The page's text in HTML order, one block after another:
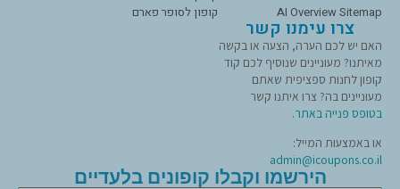
AI Overview Sitemap
קופון לסופר פארם
צרו עימנו קשר
האם יש לכם הערה, הצעה או בקשה
מאיתנו? מעוניינים שנוסיף לכם קוד
קופון לחנות ספציפית שאתם
מעוניינים בה? צרו איתנו קשר
בטופס פנייה באתר.
או באמצעות המייל:
admin@icoupons.co.il
הירשמו וקבלו קופונים בלעדיים